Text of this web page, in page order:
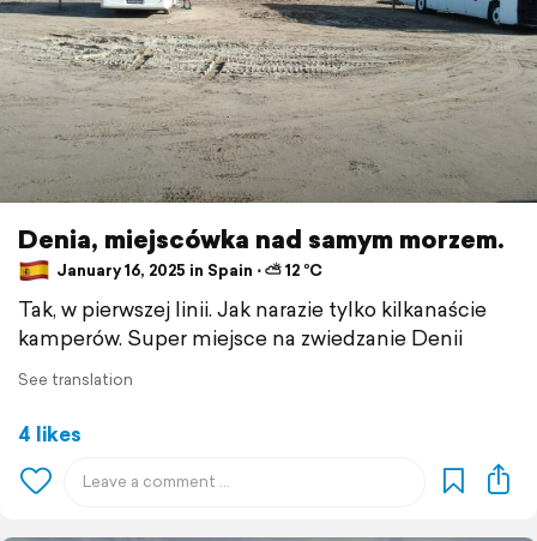
Denia, miejscówka nad samym morzem.
January 16, 2025 in Spain ⋅ ⛅ 12 °C
Tak, w pierwszej linii. Jak narazie tylko kilkanaście
kamperów. Super miejsce na zwiedzanie Denii
See translation
4 likes